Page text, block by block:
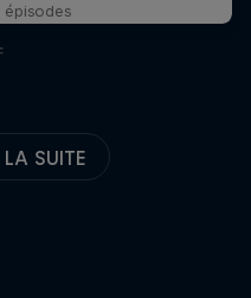
épisodes
SUITE